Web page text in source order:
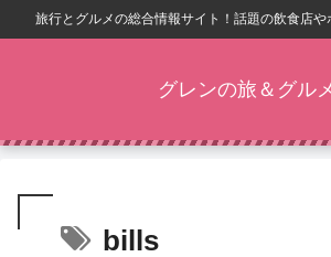
旅行とグルメの総合情報サイト！話題の飲食店や
グレンの旅＆グル
bills